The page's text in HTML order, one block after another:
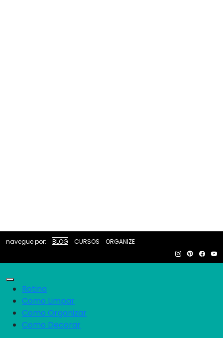
navegue por: BLOG CURSOS ORGANIZE
Rotina
Como Limpar
Como Organizar
Como Decorar